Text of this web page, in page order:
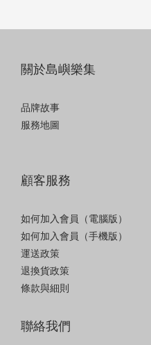
關於島嶼樂集
品牌故事
服務地圖
顧客服務
如何加入會員（電腦版）
如何加入會員（手機版）
運送政策
退換貨政策
條款與細則
聯絡我們